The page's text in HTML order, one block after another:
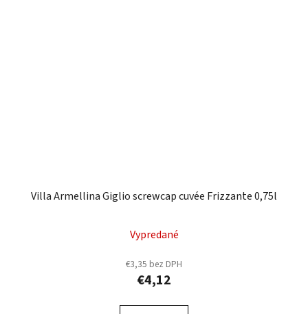
Villa Armellina Giglio screwcap cuvée Frizzante 0,75l
Vypredané
€3,35 bez DPH
€4,12